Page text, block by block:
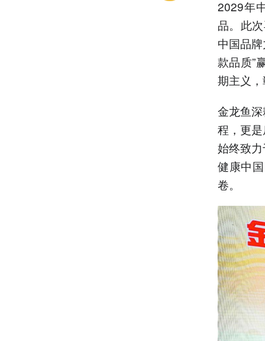
2029年
品。此
中国品
款品质”
期主义
金龙鱼
程，更
始终致
健康中
卷。